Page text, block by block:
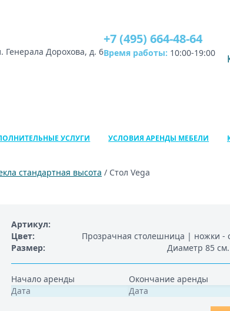
Генерала Дорохова, д. 6
+7 (495) 664-48-64
Время работы: 10:00-19:00
УСЛУГИ УСЛОВИЯ АРЕНДЫ МЕБЕЛИ
стандартная высота / Стол Vega
Артикул
Цвет
Прозрачная столешница | ножки -
Размер
Диаметр 85
Начало аренды Окончание аренды